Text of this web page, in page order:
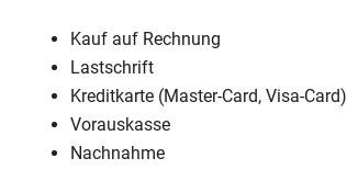
Kauf auf Rechnung
Lastschrift
Kreditkarte (Master-Card, Visa-Card)
Vorauskasse
Nachnahme